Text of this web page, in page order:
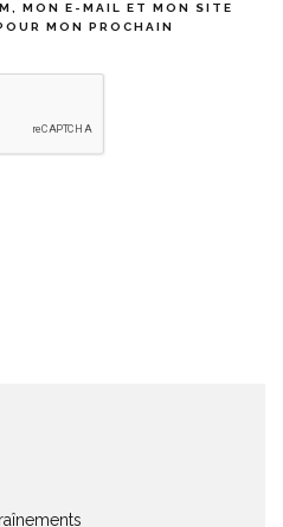
MON E-MAIL ET MON SITE
MON PROCHAIN